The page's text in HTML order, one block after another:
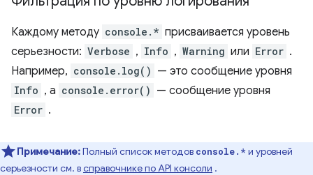
Каждому методу console.* присваивается уровень
серьезности: Verbose , Info , Warning или Error .
Например, console.log() — это сообщение уровня
Info , а console.error() — сообщение уровня
Error .
Примечание:Полный список методов console.* и уровней
серьезности см. всправочнике по API консоли .